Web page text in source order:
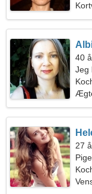
40
Jeg
27